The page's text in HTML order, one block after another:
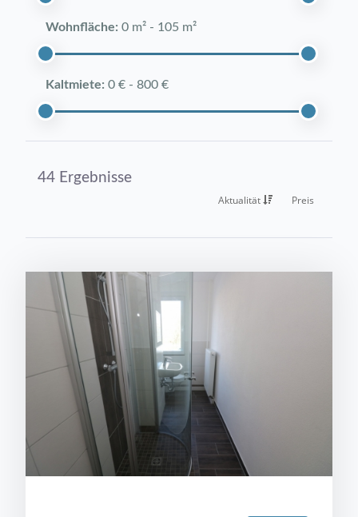
Wohnfläche: 0 m² - 105 m²
Kaltmiete: 0 € - 800 €
44 Ergebnisse
Aktualität Preis